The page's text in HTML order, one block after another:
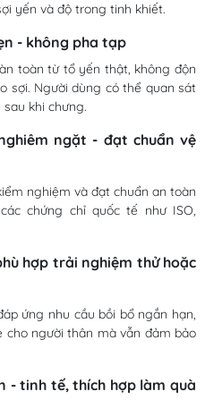
yến và độ trong tinh khiết.
- không pha tạp
toàn từ tổ yến thật, không độn
sợi. Người dùng có thể quan sát
khi chưng.
ngặt - đạt chuẩn vệ
nghiệm và đạt chuẩn an toàn
chứng chỉ quốc tế như ISO,
hợp trải nghiệm thử hoặc
ứng nhu cầu bồi bổ ngắn hạn,
cho người thân mà vẫn đảm bảo
- tinh tế, thích hợp làm quà